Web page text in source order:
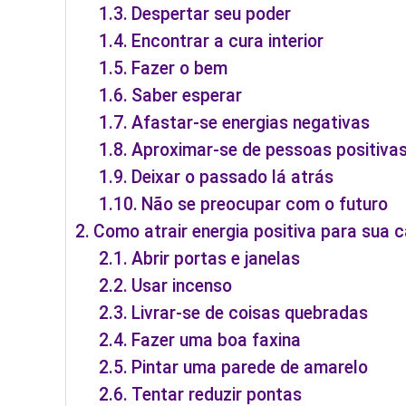
Despertar seu poder
Encontrar a cura interior
Fazer o bem
Saber esperar
Afastar-se energias negativas
Aproximar-se de pessoas
Deixar o passado lá atrás
Não se preocupar com o futuro
Como atrair energia positiva para sua
Abrir portas e janelas
Usar incenso
Livrar-se de coisas quebradas
Fazer uma boa faxina
Pintar uma parede de amarelo
Tentar reduzir pontas